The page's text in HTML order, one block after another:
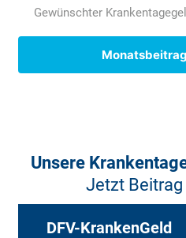
Renten-, 1,3 % Arbeitslosen- und 2,4 %
Gewünschter
Unsere
Jetzt
DFV-KrankenGeld